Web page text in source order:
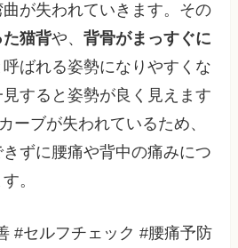
が失われていきます。その
た猫背や、背骨がまっすぐに
呼ばれる姿勢になりやすくな
すると姿勢が良く見えます
ーブが失われているため、
ずに腰痛や背中の痛みにつ
。
#セルフチェック #腰痛予防